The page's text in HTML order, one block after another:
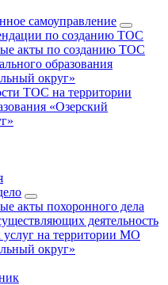
самоуправление
по созданию ТОС
акты по созданию ТОС
образования
округ»
ТОС на территории
«Озерский
акты похоронного дела
деятельность
на территории МО
округ»